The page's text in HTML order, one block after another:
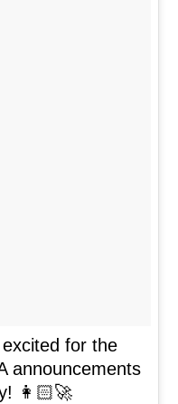
for the
announcements
👩🏻‍🚀